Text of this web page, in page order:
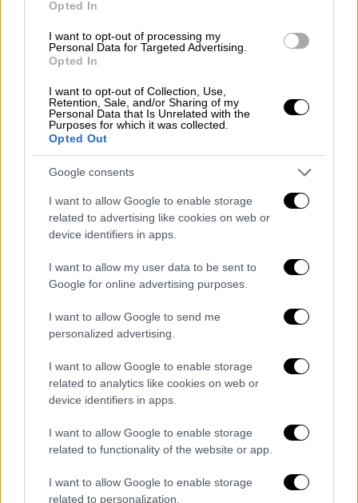
Opted In
I want to opt-out of processing my
Personal Data for Targeted Advertising.
Opted In
I want to opt-out of Collection, Use,
Retention, Sale, and/or Sharing of my
Personal Data that Is Unrelated with the
Purposes for which it was collected.
Opted Out
Google consents
I want to allow Google to enable storage
related to advertising like cookies on web or
device identifiers in apps.
I want to allow my user data to be sent to
Google for online advertising purposes.
I want to allow Google to send me
personalized advertising.
I want to allow Google to enable storage
related to analytics like cookies on web or
device identifiers in apps.
I want to allow Google to enable storage
related to functionality of the website or app.
I want to allow Google to enable storage
related to personalization.
Έπειτα σχολιάζει πως «για τον Ουμπέρτο
υπάρχουν ειδήσεις. Για τον Κυριάκο
Μητσοτάκη, Αύγουστος είναι ο μήνας που
ξεπλένει τα ίχνη του
Και καταλήγει: «Τώρα που λείπουν οι
πολίτες,χορεύουν τα τρωκτικά».
Η ανάρτηση Κασσελάκη
Προχθές:
Στο αρχείο οι υποκλοπές, νόμιμες
οι παρακολουθήσεις των υπουργών
(και παραμένουν υπουργοί!).
Χθες:
Φιάσκο η σύλληψη των
«δολοφόνων» του Καραϊβάζ.
Σήμερα:
Ελεύθερος ο σταθμάρχης των
Τεμπών, το διορισμένο από τον